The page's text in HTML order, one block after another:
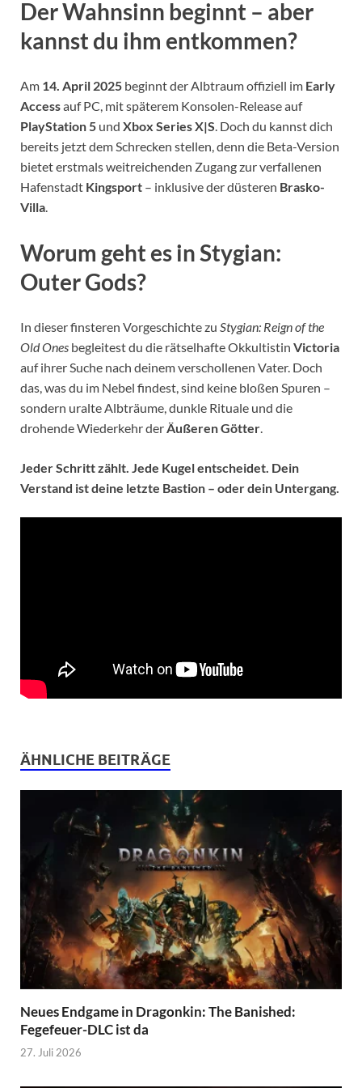
Der Wahnsinn beginnt – aber
kannst du ihm entkommen?
Am 14. April 2025 beginnt der Albtraum offiziell im Early
Accessauf PC, mit späterem Konsolen-Release auf
PlayStation 5 und Xbox Series X|S. Doch du kannst dich
bereits jetzt dem Schrecken stellen, denn die Beta-Version
bietet erstmals weitreichenden Zugang zur verfallenen
Hafenstadt Kingsport – inklusive der düsteren Brasko-
Villa.
Worum geht es in Stygian:
Outer Gods?
In dieser finsteren Vorgeschichte zu Stygian: Reign of the
Old Ones begleitest du die rätselhafte Okkultistin Victoria
auf ihrer Suche nach deinem verschollenen Vater. Doch
das, was du im Nebel findest, sind keine bloßen Spuren –
sondern uralte Albträume, dunkle Rituale und die
drohende Wiederkehr der Äußeren Götter
Jeder Schritt zählt. Jede Kugel entscheidet. Dein
Verstand ist deine letzte Bastion – oder dein Untergang.
ÄHNLICHE BEITRÄGE
Neues Endgame in Dragonkin: The Banished:
Fegefeuer-DLC ist da
27. Juli 2026